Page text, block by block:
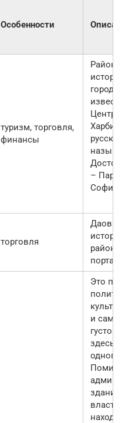
Особенности
туризм, торговля,
финансы
Район
– Парк
торговля
Даовай
Это
и
здесь
одного
Помимо
зданий